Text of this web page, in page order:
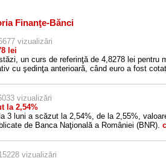
Finanţe-Bănci
vizualizări
lei
un curs de referinţă de 4,8278 lei pentru
cu şedinţa anterioară, când euro a fost
vizualizări
la 2,54%
3 luni a scăzut la 2,54%, de la 2,55%,
de Banca Naţională a României (BNR).
vizualizări